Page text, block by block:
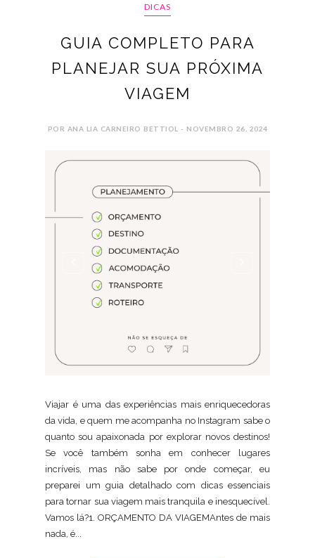
DICAS
GUIA COMPLETO PARA
PLANEJAR SUA PRÓXIMA
VIAGEM
POR ANA LIA CARNEIRO BETTIOL - NOVEMBRO 26, 2024
Viajar é uma das experiências mais enriquecedoras
da vida, e quem me acompanha no Instagram sabe o
quanto sou apaixonada por explorar novos destinos!
Se você também sonha em conhecer lugares
incríveis, mas não sabe por onde começar, eu
preparei um guia detalhado com dicas essenciais
para tornar sua viagem mais tranquila e inesquecível.
Vamos lá?1. ORÇAMENTO DA VIAGEMAntes de mais
nada, é...